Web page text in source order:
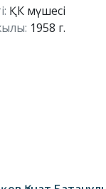
ҚК мүшесі
1958 г.